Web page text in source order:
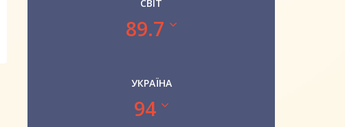
СВІТ
89.7
УКРАЇНА
94